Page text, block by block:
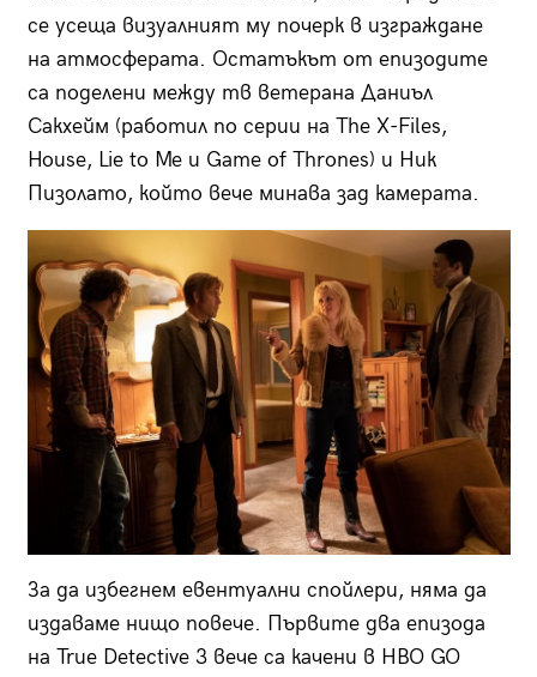
се усеща визуалният му почерк в изграждане
на атмосферата. Остатъкът от епизодите
са поделени между тв ветерана Даниъл
Сакхейм (работил по серии на The X-Files,
House, Lie to Me и Game of Thrones) и Ник
Пизолато, който вече минава зад камерата.
За да избегнем евентуални спойлери, няма да
издаваме нищо повече. Първите два епизода
на True Detective 3 вече са качени в HBO GO